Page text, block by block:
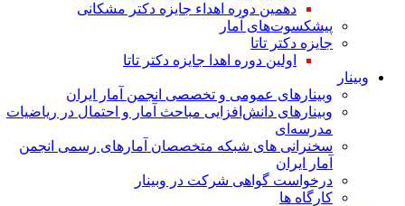
دهمین دوره اهداء جایزه دکتر مشکانی
پیشکسوت‌های آمار
جایزه دکتر تاتا
اولین دوره اهدا جایزه دکتر تاتا
وبینار
وبینارهای عمومی و تخصصی انجمن آمار ایران
وبینارهای دانش‌افزایی مباحث آمار و احتمال در ریاضیات
مدرسه‌ای
سخنرانی های شبکه متخصصان آمارهای رسمی انجمن
آمار ایران
درخواست گواهی شرکت در وبینار
کارگاه ها